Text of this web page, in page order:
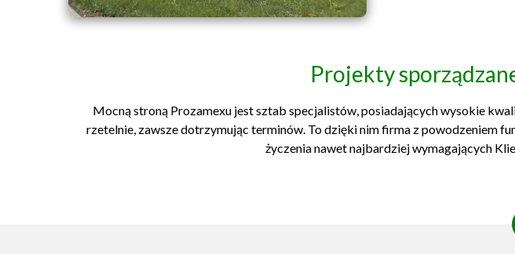
Projekty
Mocną stroną Prozamexu jest sztab specjalistów, posiadających wysokie
rzetelnie, zawsze dotrzymując terminów. To dzięki nim firma z powodzeniem
życzenia nawet najbardziej wymagających